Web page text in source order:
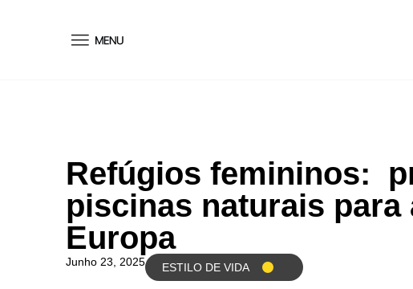
Refúgios femininos:
piscinas naturais
Europa
Junho 23, 2025 ESTILO DE VIDA